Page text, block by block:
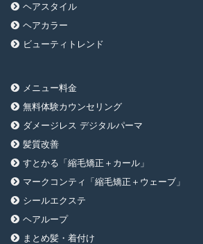
ヘアスタイル
ヘアカラー
ビューティトレンド
メニュー料金
無料体験カウンセリング
ダメージレス デジタルパーマ
髪質改善
すとかる「縮毛矯正＋カール」
マークコンティ「縮毛矯正＋ウェーブ」
シールエクステ
ヘアループ
まとめ髪・着付け